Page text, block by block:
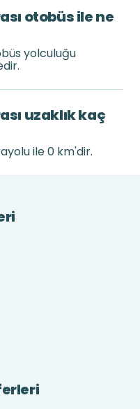
otobüs ile ne
yolculuğu
uzaklık kaç
ile 0 km'dir.